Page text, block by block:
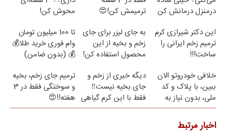
درمنزل درمانش کن
ترمیمش کن!😍
محوش کن!
این دکتر شیرازی کرم
ترمیم زخم ایرانی را
ساخت!!!
به جای لیزر برای جای
زخم و بخیه از این
محصول استفاده کن!
تا 100 میلیون تومان
وام فوری خرید طلا💰
💰 (بدون ضامن)
خلافی خودروتو الان
ببین، با پلاک و کد
ملی، بدون نیاز به
مراجعه حضوری
دیگه خبری از زخم و
جای بخیه نیست‼️
فقط با این کرم گیاهی
ترمیم جای زخم، بخیه
و سوختگی فقط در 3
هفته!!😍
اخبار مرتبط